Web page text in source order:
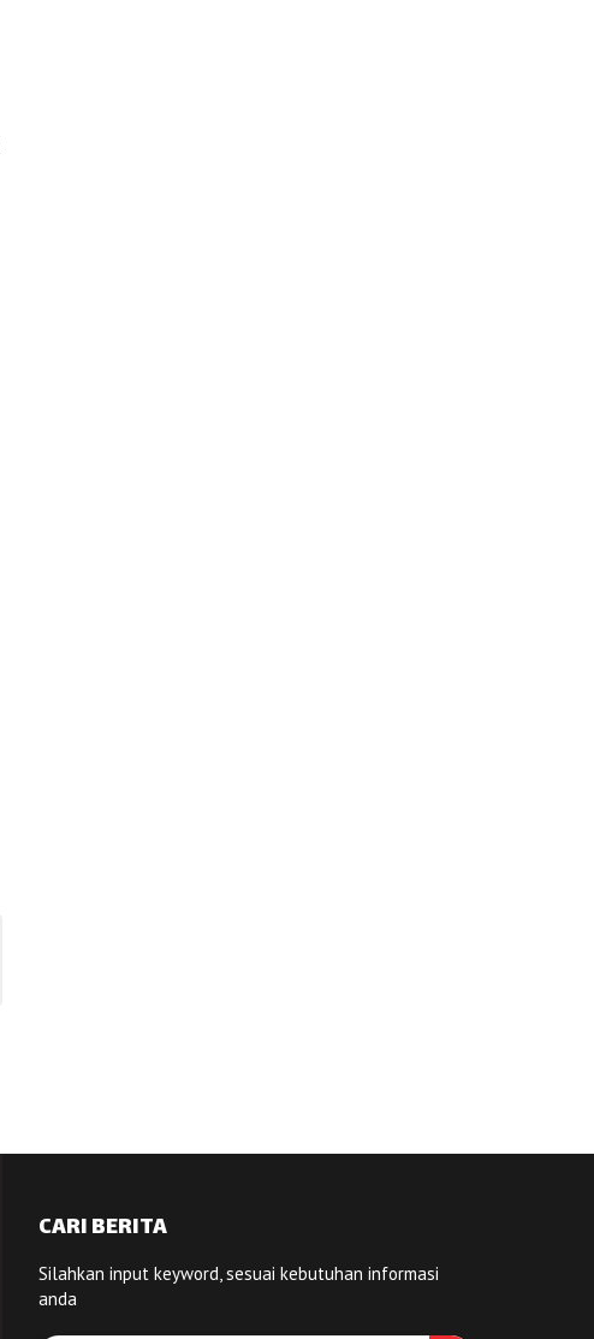
CARI BERITA
Silahkan input keyword, sesuai kebutuhan informasi
anda